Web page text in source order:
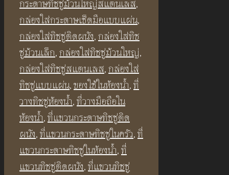
ทอง
ด้าน
BF396
Golden
Toilet
Tissue
Holder
ชิ้น
กระดาษทิชชู่ม้วนใหญ่สแตนเลส,
กล่องใส่กระดาษเช็ดมือแบบแผ่น,
กล่องใส่ทิชชู่ติดผนัง,กล่องใส่ทิช
ชู่ม้วนเล็ก,กล่องใส่ทิชชู่ม้วนใหญ่,
กล่องใส่ทิชชู่สแตนเลส,กล่องใส่
ทิชชู่แบบแผ่น,ของใช้ในห้องน้ำ,ที่
วางทิชชู่ห้องน้ำ,ที่วางมือถือใน
ห้องน้ำ,ที่แขวนกระดาษทิชชู่ติด
ผนัง,ที่แขวนกระดาษทิชชู่ในครัว,ที่
แขวนกระดาษทิชชู่ในห้องน้ำ,ที่
แขวนทิชชู่ติดผนัง,ที่แขวนทิชชู่